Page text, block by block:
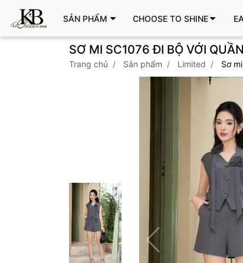
SẢN PHẨM CHOOSE TO SHINE
SƠ MI SC1076 ĐI BỘ VỚI
trang chủ sản phẩm limited sơ